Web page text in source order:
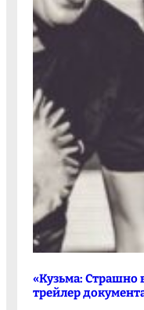
«Кузьма: Страшно
трейлер